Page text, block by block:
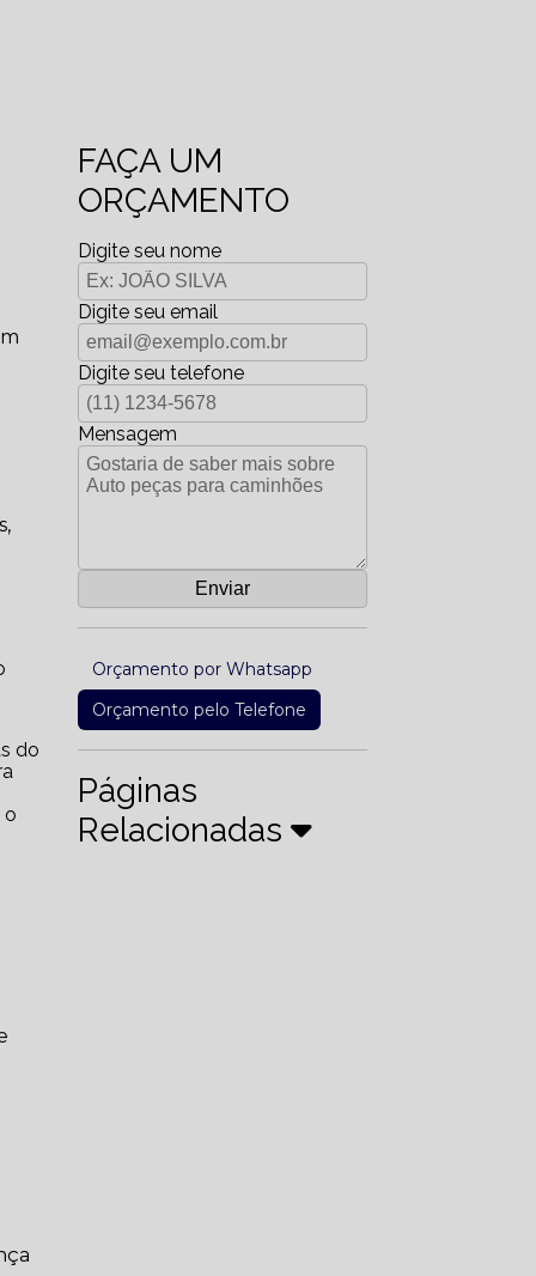
o
FAÇA UM
ORÇAMENTO
Digite seu nome
Digite seu email
Digite seu telefone
Mensagem
Orçamento por Whatsapp
Orçamento pelo Telefone
Páginas
Relacionadas